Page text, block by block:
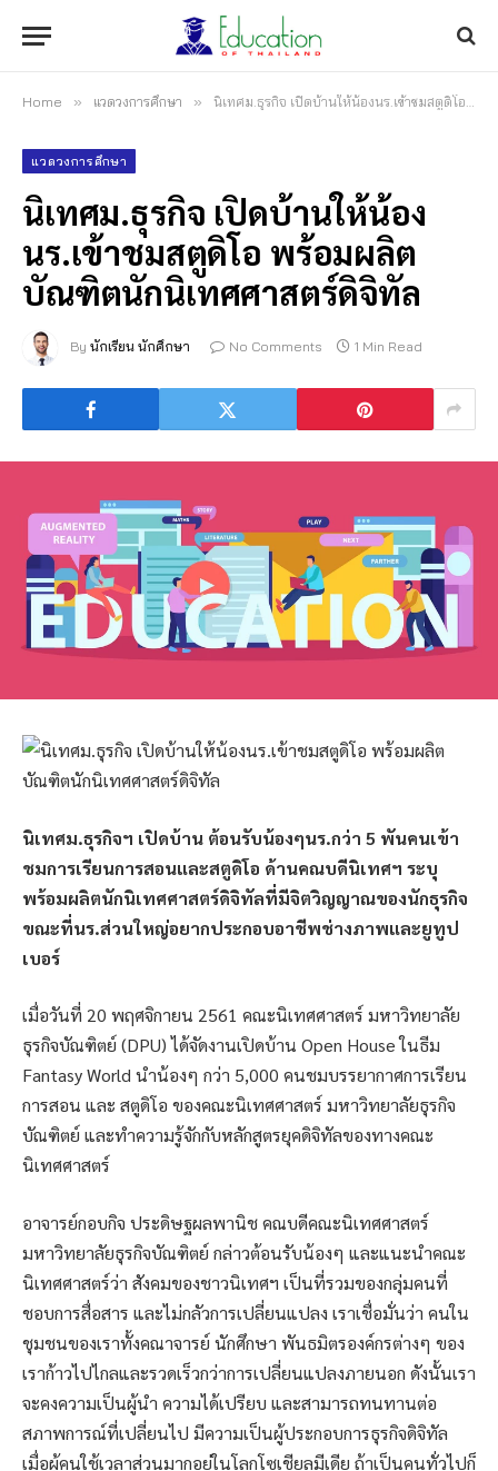
Home » แวดวงการศึกษา » นิเทศม.ธุรกิจ เปิดบ้านให้น้องนร.เข้าชมสตูดิโอ พร้อมผลิตบัณฑิตนักนิเทศศาสตร์ดิจิทัล
แวดวงการศึกษา
นิเทศม.ธุรกิจ เปิดบ้านให้น้อง
นร.เข้าชมสตูดิโอ พร้อมผลิต
บัณฑิตนักนิเทศศาสตร์ดิจิทัล
By นักเรียน นักศึกษา No Comments 1 Min Read
นิเทศม.ธุรกิจฯ เปิดบ้าน ต้อนรับน้องๆนร.กว่า 5 พันคนเข้า
ชมการเรียนการสอนและสตูดิโอ ด้านคณบดีนิเทศฯ ระบุ
พร้อมผลิตนักนิเทศศาสตร์ดิจิทัลที่มีจิตวิญญาณของนักธุรกิจ
ขณะที่นร.ส่วนใหญ่อยากประกอบอาชีพช่างภาพและยูทูป
เบอร์
เมื่อวันที่ 20 พฤศจิกายน 2561 คณะนิเทศศาสตร์ มหาวิทยาลัย
ธุรกิจบัณฑิตย์ (DPU) ได้จัดงานเปิดบ้าน Open House ในธีม
Fantasy World นำน้องๆ กว่า 5,000 คนชมบรรยากาศการเรียน
การสอน และ สตูดิโอ ของคณะนิเทศศาสตร์ มหาวิทยาลัยธุรกิจ
บัณฑิตย์ และทำความรู้จักกับหลักสูตรยุคดิจิทัลของทางคณะ
นิเทศศาสตร์
อาจารย์กอบกิจ ประดิษฐผลพานิช คณบดีคณะนิเทศศาสตร์
มหาวิทยาลัยธุรกิจบัณฑิตย์ กล่าวต้อนรับน้องๆ และแนะนำคณะ
นิเทศศาสตร์ว่า สังคมของชาวนิเทศฯ เป็นที่รวมของกลุ่มคนที่
ชอบการสื่อสาร และไม่กลัวการเปลี่ยนแปลง เราเชื่อมั่นว่า คนใน
ชุมชนของเราทั้งคณาจารย์ นักศึกษา พันธมิตรองค์กรต่างๆ ของ
เราก้าวไปไกลและรวดเร็วกว่าการเปลี่ยนแปลงภายนอก ดังนั้นเรา
จะคงความเป็นผู้นำ ความได้เปรียบ และสามารถทนทานต่อ
สภาพการณ์ที่เปลี่ยนไป มีความเป็นผู้ประกอบการธุรกิจดิจิทัล
เมื่อผู้คนใช้เวลาส่วนมากอยู่ในโลกโซเชียลมีเดีย ถ้าเป็นคนทั่วไปก็